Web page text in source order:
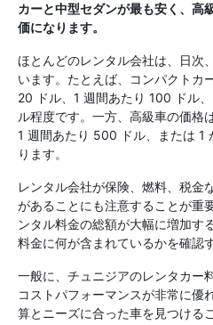
カーと中型セダンが最も安く、高
価になります。
ほとんどのレンタル会社は、日次
います。たとえば、コンパクトカ
20 ドル、1 週間あたり 100 ドル
ル程度です。一方、高級車の価格
1 週間あたり 500 ドル、または 1
ります。
レンタル会社が保険、燃料、税金
があることにも注意することが重
ンタル料金の総額が大幅に増加す
料金に何が含まれているかを確認
一般に、チュニジアのレンタカー
コストパフォーマンスが非常に優
算とニーズに合った車を見つける